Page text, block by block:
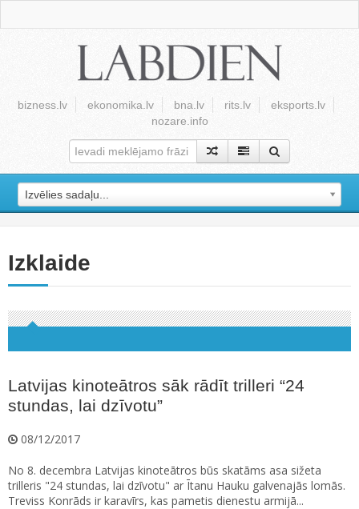
bizness.lv ekonomika.lv bna.lv rits.lv
eksports.lv
nozare.info
Izvēlies sadaļu...
Izklaide
Latvijas kinoteātros sāk rādīt trilleri “24
stundas, lai dzīvotu”
08/12/2017
No 8. decembra Latvijas kinoteātros būs skatāms asa sižeta
trilleris "24 stundas, lai dzīvotu" ar Ītanu Hauku galvenajās lomās.
Treviss Konrāds ir karavīrs, kas pametis dienestu armijā...